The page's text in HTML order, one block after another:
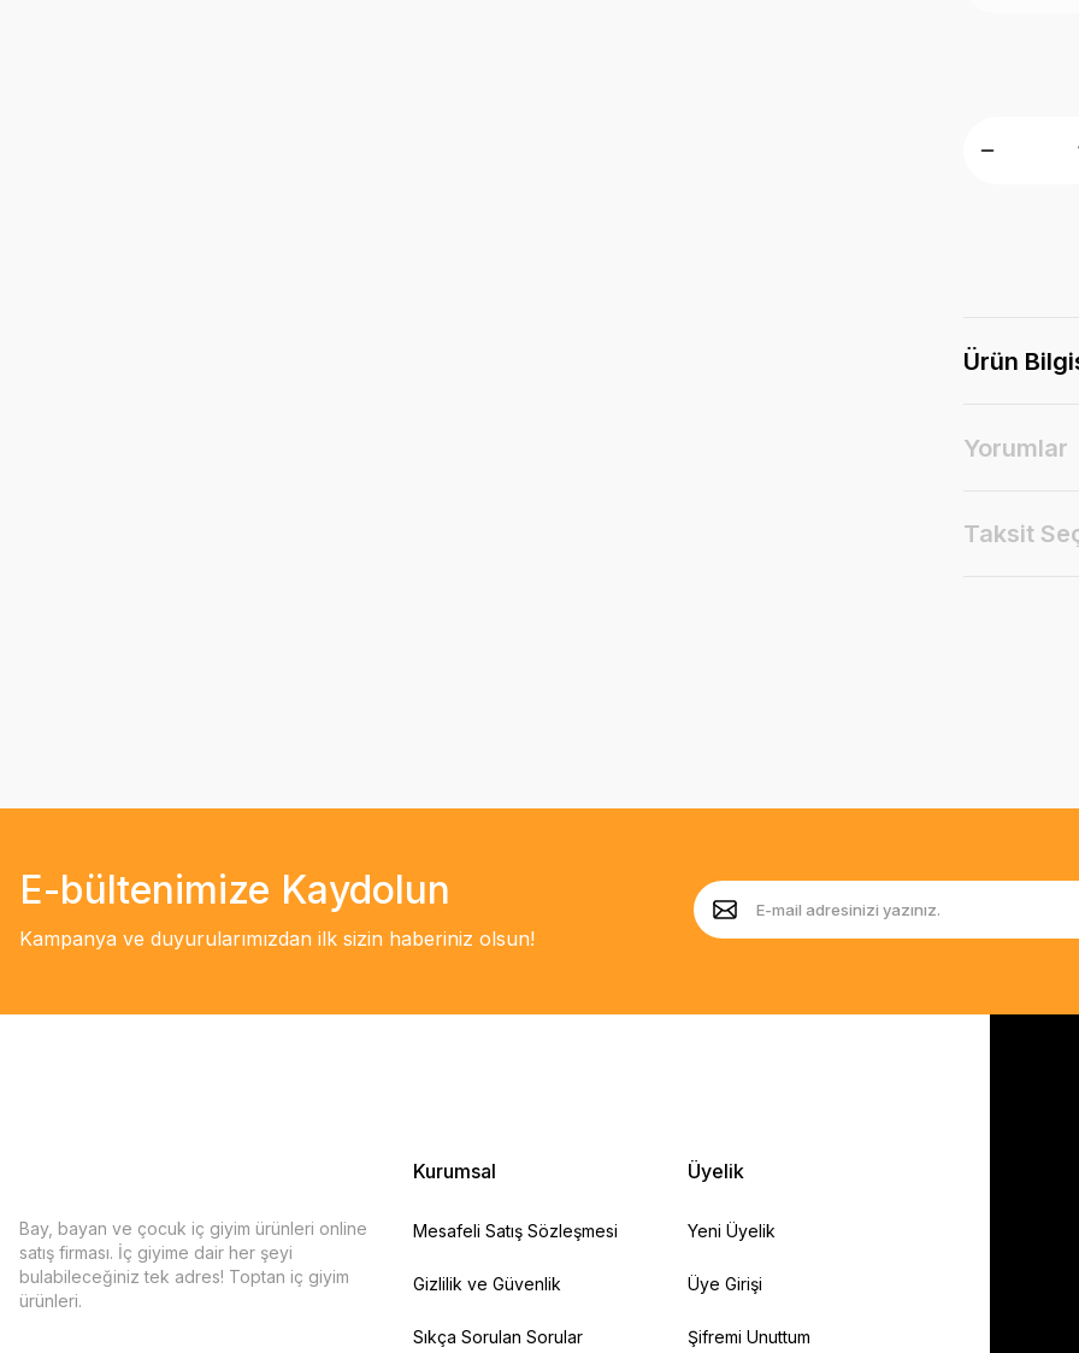
Ürün
Yorumlar
Taksit
E-bültenimize Kaydolun
Kampanya ve duyurularımızdan ilk sizin haberiniz olsun!
Bay, bayan ve çocuk iç giyim ürünleri online
satış firması. İç giyime dair her şeyi
bulabileceğiniz tek adres! Toptan iç giyim
ürünleri.
Kurumsal
Mesafeli Satış Sözleşmesi
Gizlilik ve Güvenlik
Sıkça Sorulan Sorular
Üyelik
Yeni Üyelik
Üye Girişi
Şifremi Unuttum